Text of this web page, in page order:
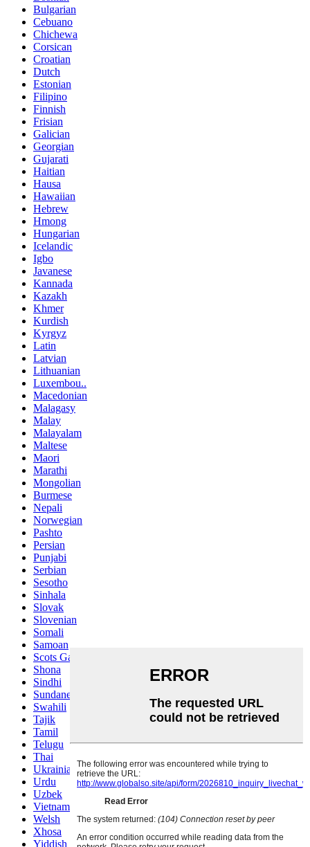
Bulgarian
Cebuano
Chichewa
Corsican
Croatian
Dutch
Estonian
Filipino
Finnish
Frisian
Galician
Georgian
Gujarati
Haitian
Hausa
Hawaiian
Hebrew
Hmong
Hungarian
Icelandic
Igbo
Javanese
Kannada
Kazakh
Khmer
Kurdish
Kyrgyz
Latin
Latvian
Lithuanian
Luxembou..
Macedonian
Malagasy
Malay
Malayalam
Maltese
Maori
Marathi
Mongolian
Burmese
Nepali
Norwegian
Pashto
Persian
Punjabi
Serbian
Sesotho
Sinhala
Slovak
Slovenian
Somali
Samoan
Scots Gaelic
Shona
Sindhi
Sundanese
Swahili
Tajik
Tamil
Telugu
Thai
Ukrainian
Urdu
Uzbek
Vietnamese
Welsh
Xhosa
Yiddish